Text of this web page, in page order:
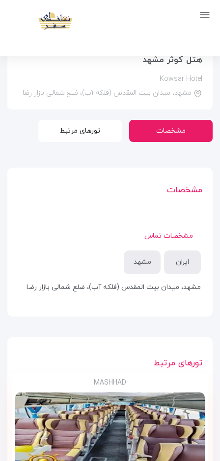
صفحه اصلی هتل کوثر مشهد
هتل کوثر مشهد
Kowsar Hotel
مشهد، میدان بیت المقدس (فلکه آب)، ضلع شمالی بازار رضا
مشخصات تورهای مرتبط
مشخصات
مشخصات تماس
ایران مشهد
مشهد، میدان بیت المقدس (فلکه آب)، ضلع شمالی بازار رضا
تورهای مرتبط
MASHHAD